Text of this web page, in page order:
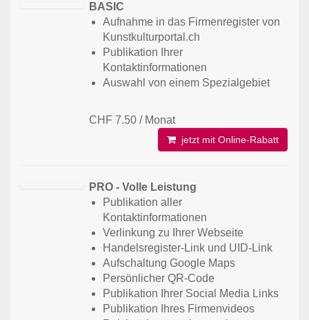
BASIC
Aufnahme in das Firmenregister von
Kunstkulturportal.ch
Publikation Ihrer
Kontaktinformationen
Auswahl von einem Spezialgebiet
CHF 7.50 / Monat
jetzt mit Online-Rabatt
PRO - Volle Leistung
Publikation aller
Kontaktinformationen
Verlinkung zu Ihrer Webseite
Handelsregister-Link und UID-Link
Aufschaltung Google Maps
Persönlicher QR-Code
Publikation Ihrer Social Media Links
Publikation Ihres Firmenvideos